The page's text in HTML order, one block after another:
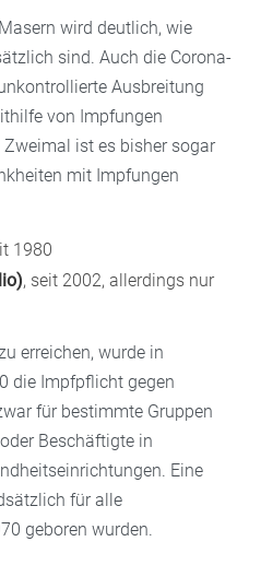
wird deutlich, wie
sind. Auch die Corona-
Ausbreitung
von Impfungen
ist es bisher sogar
mit Impfungen
1980
, seit 2002, allerdings nur
erreichen, wurde in
die Impfpflicht gegen
für bestimmte Gruppen
Beschäftigte in
Eine
für alle
geboren wurden.